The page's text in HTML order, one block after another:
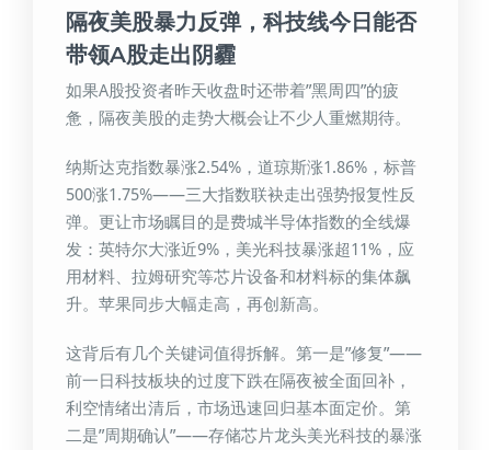
隔夜美股暴力反弹，科技线今日能否
带领A股走出阴霾
如果A股投资者昨天收盘时还带着”黑周四”的疲
惫，隔夜美股的走势大概会让不少人重燃期待。
纳斯达克指数暴涨2.54%，道琼斯涨1.86%，标普
500涨1.75%——三大指数联袂走出强势报复性反
弹。更让市场瞩目的是费城半导体指数的全线爆
发：英特尔大涨近9%，美光科技暴涨超11%，应
用材料、拉姆研究等芯片设备和材料标的集体飙
升。苹果同步大幅走高，再创新高。
这背后有几个关键词值得拆解。第一是”修复”——
前一日科技板块的过度下跌在隔夜被全面回补，
利空情绪出清后，市场迅速回归基本面定价。第
二是”周期确认”——存储芯片龙头美光科技的暴涨